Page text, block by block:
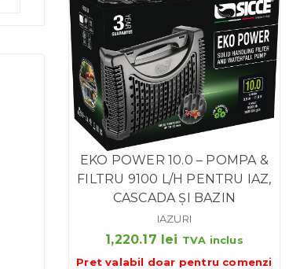
EKO POWER 10.0 – POMPA &
FILTRU 9100 L/H PENTRU IAZ,
CASCADA ȘI BAZIN
IAZURI
1,220.17 lei TVA inclus
Pret valabil doar pentru comenzi